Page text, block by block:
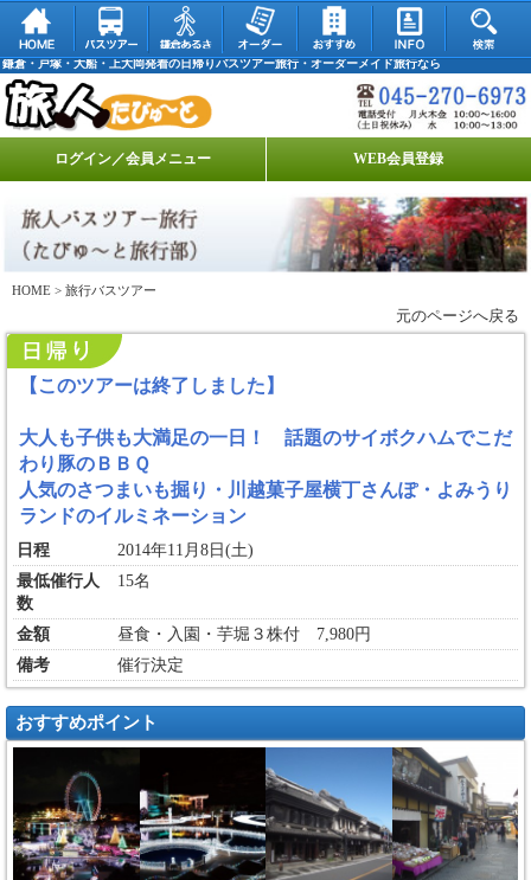
鎌倉・戸塚・大船・上大岡発着の日帰りバスツアー旅行・オーダーメイド旅行なら
ログイン／会員メニュー WEB会員登録
HOME > 旅行バスツアー
元のページへ戻る
【このツアーは終了しました】
大人も子供も大満足の一日！ 話題のサイボクハムでこだ
わり豚のＢＢＱ
人気のさつまいも掘り・川越菓子屋横丁さんぽ・よみうり
ランドのイルミネーション
日程
2014年11月8日(土)
最低催行人
数
15名
金額
昼食・入園・芋堀３株付 7,980円
備考
催行決定
おすすめポイント